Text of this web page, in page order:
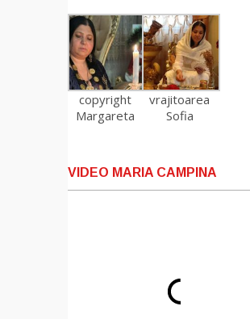
copyright
Margareta
vrajitoarea
Sofia
VIDEO MARIA CAMPINA